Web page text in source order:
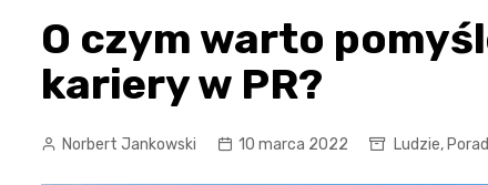
O czym warto
kariery w PR?
Norbert Jankowski 10 marca 2022 Ludzie,